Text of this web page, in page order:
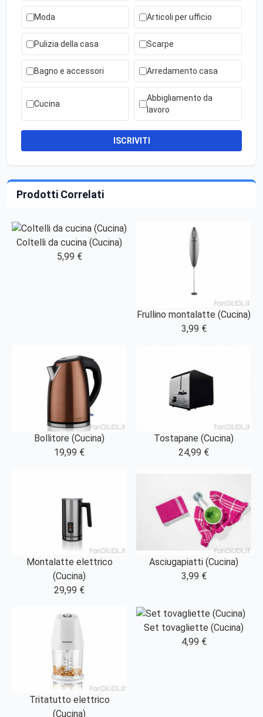
Moda Articoli per ufficio
Pulizia della casa Scarpe
Bagno e accessori Arredamento casa
Cucina
Abbigliamento da
lavoro
ISCRIVITI
Prodotti Correlati
Coltelli da cucina (Cucina)
5,99 €
Frullino montalatte (Cucina)
3,99 €
Bollitore (Cucina)
19,99 €
Tostapane (Cucina)
24,99 €
Montalatte elettrico
(Cucina)
29,99 €
Asciugapiatti (Cucina)
3,99 €
Tritatutto elettrico
(Cucina)
Set tovagliette (Cucina)
4,99 €